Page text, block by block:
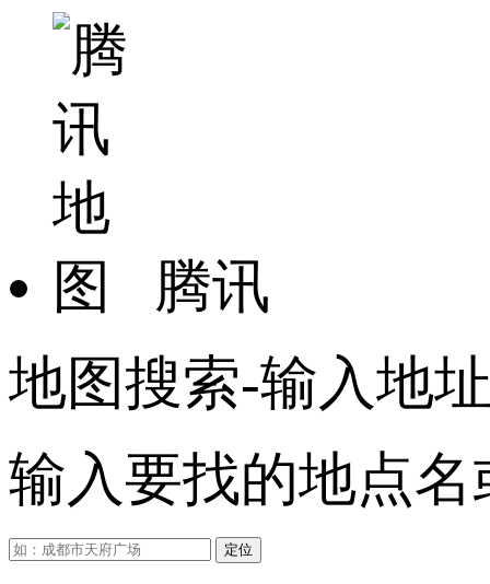
腾讯
地图搜索-输入地
输入要找的地点
定位